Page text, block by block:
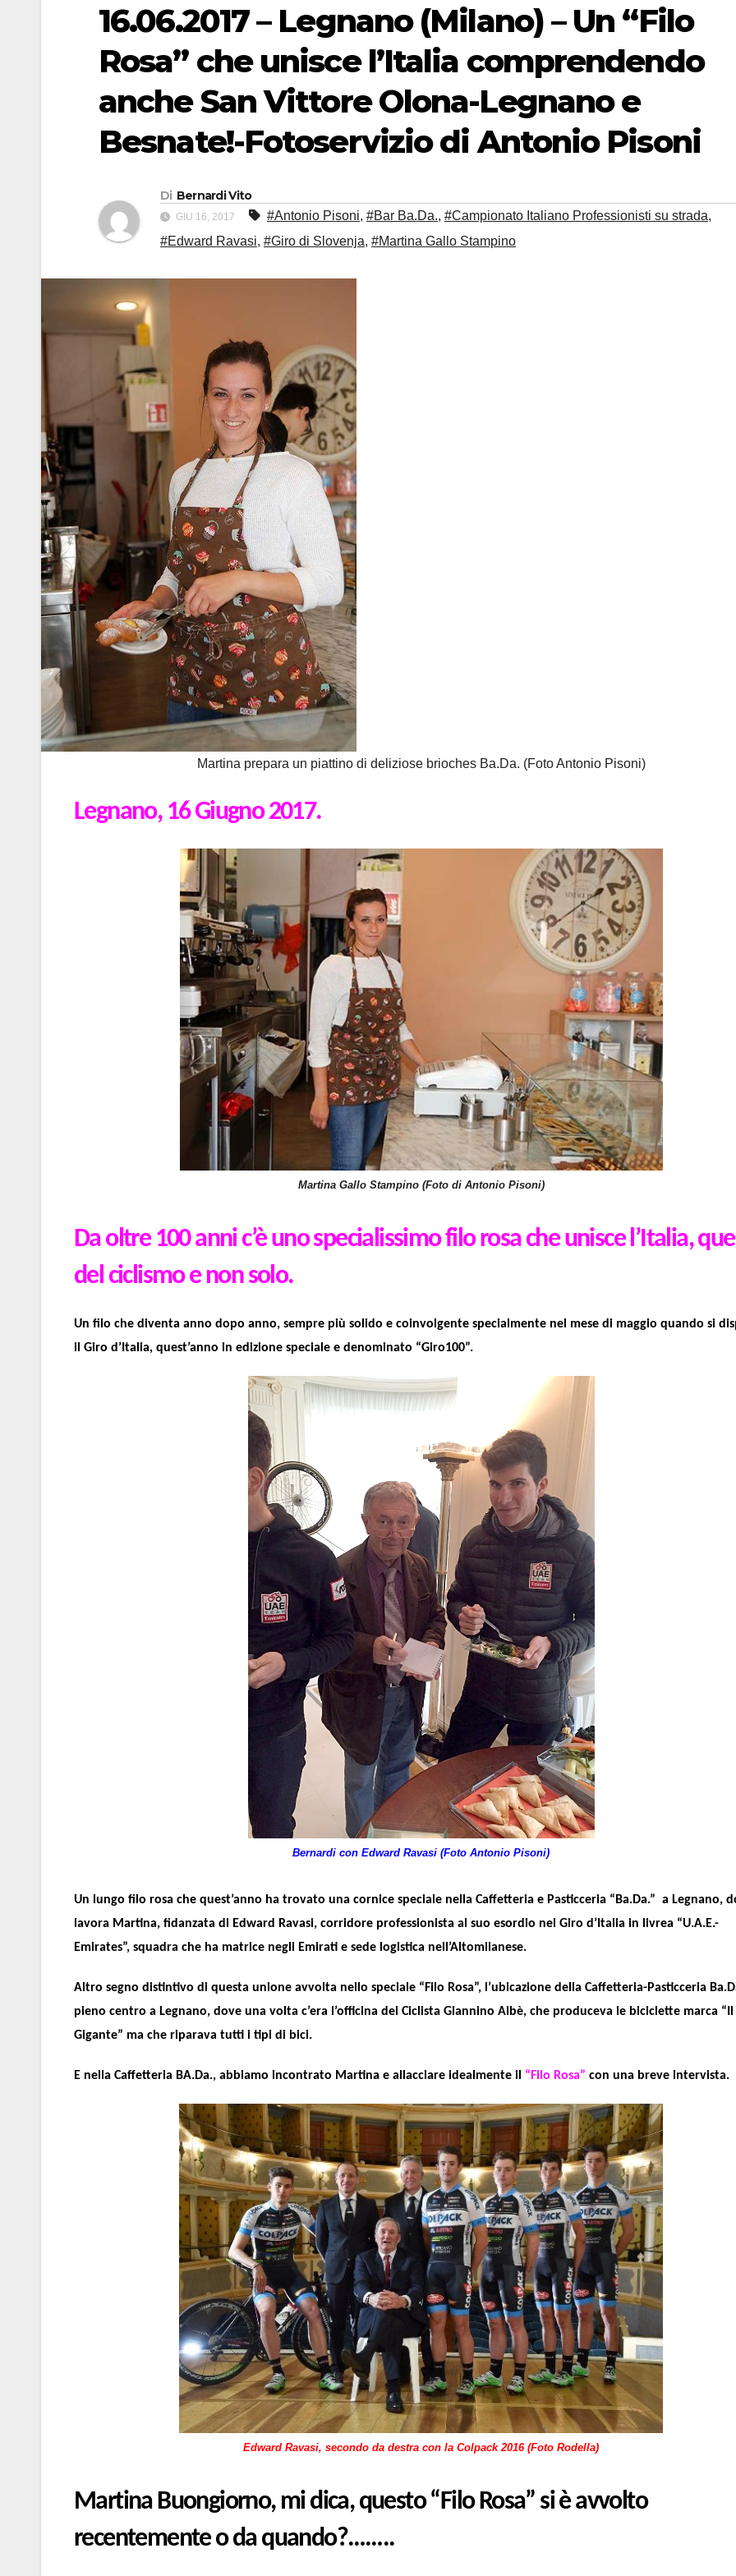
16.06.2017 – Legnano (Milano) – Un “Filo
Rosa” che unisce l’Italia comprendendo
anche San Vittore Olona-Legnano e
Besnate!-Fotoservizio di Antonio Pisoni
Di Bernardi Vito
GIU 16, 2017 #Antonio Pisoni, #Bar Ba.Da., #Campionato Italiano Professionisti su strada,
#Edward Ravasi, #Giro di Slovenja, #Martina Gallo Stampino
Martina prepara un piattino di deliziose brioches Ba.Da. (Foto Antonio Pisoni)
Legnano, 16 Giugno 2017.
Martina Gallo Stampino (Foto di Antonio Pisoni)
Da oltre 100 anni c’è uno specialissimo filo rosa che unisce l’Italia,
del ciclismo e non solo.
Un filo che diventa anno dopo anno, sempre più solido e coinvolgente specialmente nel mese di maggio quando si
il Giro d’Italia, quest’anno in edizione speciale e denominato “Giro100”.
Bernardi con Edward Ravasi (Foto Antonio Pisoni)
Un lungo filo rosa che quest’anno ha trovato una cornice speciale nella Caffetteria e Pasticceria “Ba.Da.” a Legnano,
lavora Martina, fidanzata di Edward Ravasi, corridore professionista al suo esordio nel Giro d’Italia in livrea “U.A.E.-
Emirates”, squadra che ha matrice negli Emirati e sede logistica nell’Altomilanese.
Altro segno distintivo di questa unione avvolta nello speciale “Filo Rosa”, l’ubicazione della Caffetteria-Pasticceria
pieno centro a Legnano, dove una volta c’era l’officina del Ciclista Giannino Albè, che produceva le biciclette marca “Il
Gigante” ma che riparava tutti i tipi di bici.
E nella Caffetteria BA.Da., abbiamo incontrato Martina e allacciare idealmente il “Filo Rosa” con una breve intervista.
Edward Ravasi, secondo da destra con la Colpack 2016 (Foto Rodella)
Martina Buongiorno, mi dica, questo “Filo Rosa” si è avvolto
recentemente o da quando?……..